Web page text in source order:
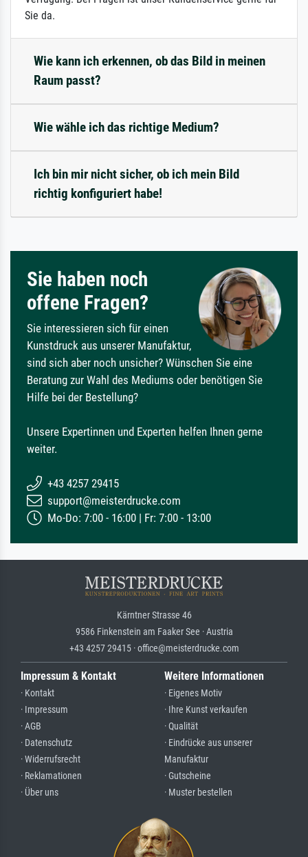
Sie da.
Wie kann ich erkennen, ob das Bild in meinen
Raum passt?
Wie wähle ich das richtige Medium?
Ich bin mir nicht sicher, ob ich mein Bild
richtig konfiguriert habe!
Sie haben noch
offene Fragen?
Sie interessieren sich für einen
Kunstdruck aus unserer Manufaktur,
sind sich aber noch unsicher? Wünschen Sie eine
Beratung zur Wahl des Mediums oder benötigen Sie
Hilfe bei der Bestellung?
Unsere Expertinnen und Experten helfen Ihnen gerne
weiter.
+43 4257 29415
support@meisterdrucke.com
Mo-Do: 7:00 - 16:00 | Fr: 7:00 - 13:00
Kärntner Strasse 46
9586 Finkenstein am Faaker See · Austria
+43 4257 29415 · office@meisterdrucke.com
Impressum & Kontakt
· Kontakt
· Impressum
· AGB
· Datenschutz
· Widerrufsrecht
· Reklamationen
· Über uns
Weitere Informationen
· Eigenes Motiv
· Ihre Kunst verkaufen
· Qualität
· Eindrücke aus unserer
Manufaktur
· Gutscheine
· Muster bestellen